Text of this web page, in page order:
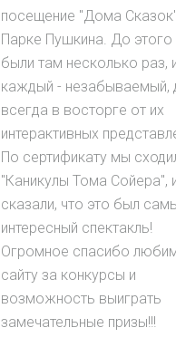
посещение "Дома
Парке Пушкина. До
были там несколько раз,
каждый - незабываемый,
всегда в восторге от их
интерактивных
По сертификату мы
"Каникулы Тома Сойера",
сказали, что это был
интересный спектакль!
Огромное спасибо
сайту за конкурсы и
возможность выиграть
замечательные призы!!!